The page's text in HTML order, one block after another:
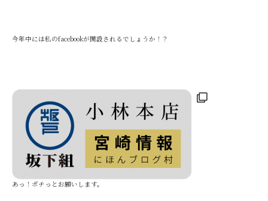
今年中には私のfacebookが開設されるでしょうか！？
あっ！ポチっとお願いします。